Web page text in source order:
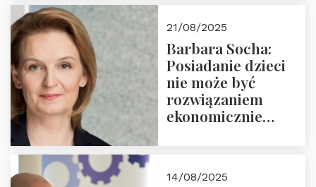
Nowego
Ćwierćwiecza”
21/08/2025
Barbara Socha:
Posiadanie dzieci
nie może być
rozwiązaniem
ekonomicznie
14/08/2025